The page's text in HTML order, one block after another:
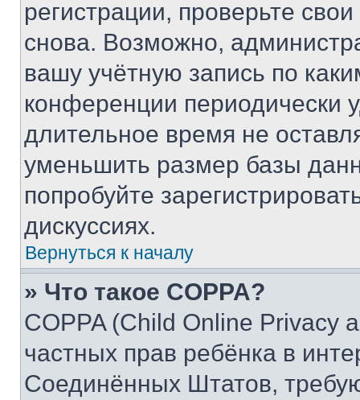
регистрации, проверьте
снова. Возможно,
вашу учётную запись по
конференции периодически
длительное время не
уменьшить размер базы
попробуйте
дискуссиях.
Вернуться к началу
» Что такое COPPA?
COPPA (Child Online Privacy
частных прав ребёнка в
Соединённых Штатов,